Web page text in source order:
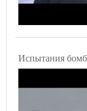
Испытания